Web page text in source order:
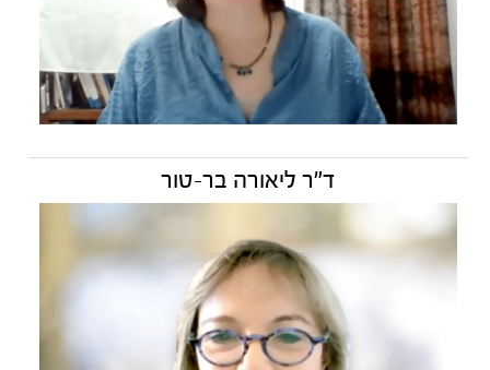
ד"ר ליאורה בר-טור